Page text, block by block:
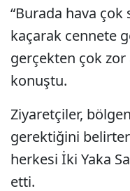
“Burada hava çok
kaçarak cennete
gerçekten çok
konuştu.
Ziyaretçiler,
gerektiğini
herkesi İki Yaka
etti.